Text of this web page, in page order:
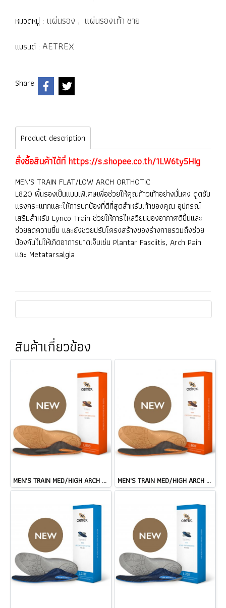
หมวดหมู่ : แผ่นรอง , แผ่นรองเท้า ชาย
แบรนด์ : AETREX
Share
Product description
สั่งซื้อสินค้าได้ที่ https://s.shopee.co.th/1LW6ty5HIg
MEN'S TRAIN FLAT/LOW ARCH ORTHOTIC
L820 พื้นรองเป็นแบบเพิเศษเพื่อช่วยให้คุณก้าวเท้าอย่างมั่นคง ดูดซับ
แรงกระแทกและให้การปกป้องที่ดีที่สุดสำหรับเท้าของคุณ อุปกรณ์
เสริมสำหรับ Lynco Train ช่วยให้การไหลวียนของอากาศดีขึ้นและ
ช่วยลดความชื้น และยังช่วยปรับโครงสร้างของร่างกายรวมถึงช่วย
ป้องกันไม่ให้เกิดอาการบาดเจ็บเช่น Plantar Fasciitis, Arch Pain
และ Metatarsalgia
สินค้าเกี่ยวข้อง
MEN'S TRAIN MED/HIGH ARCH W/ METATARSAL SUPPORT ORTHOTIC MEN'S TRAIN MED/HIGH ARCH ORTHOTIC